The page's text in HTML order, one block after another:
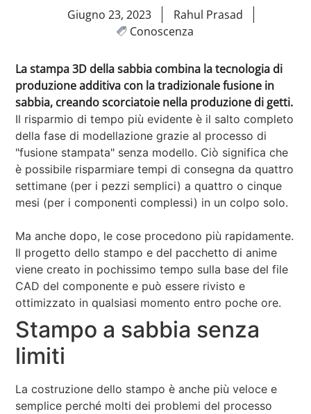
Giugno 23, 2023
Rahul Prasad
Conoscenza
La stampa 3D della sabbia combina la tecnologia di
produzione additiva con la tradizionale fusione in
sabbia, creando scorciatoie nella produzione di getti.
Il risparmio di tempo più evidente è il salto completo
della fase di modellazione grazie al processo di
"fusione stampata" senza modello. Ciò significa che
è possibile risparmiare tempi di consegna da quattro
settimane (per i pezzi semplici) a quattro o cinque
mesi (per i componenti complessi) in un colpo solo.
Ma anche dopo, le cose procedono più rapidamente.
Il progetto dello stampo e del pacchetto di anime
viene creato in pochissimo tempo sulla base del file
CAD del componente e può essere rivisto e
ottimizzato in qualsiasi momento entro poche ore.
Stampo a sabbia senza
limiti
La costruzione dello stampo è anche più veloce e
semplice perché molti dei problemi del processo